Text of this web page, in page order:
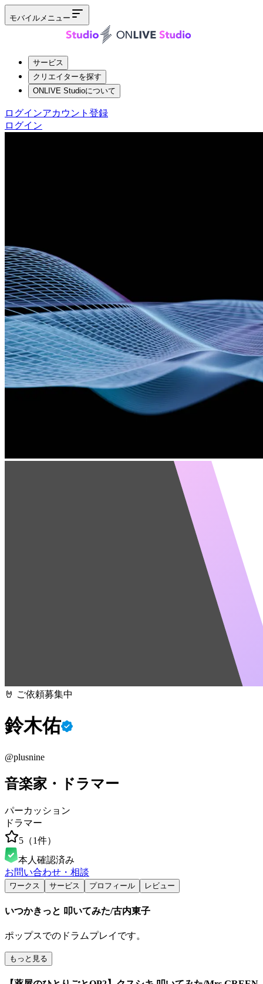
モバイルメニュー
サービス
クリエイターを探す
ONLIVE Studioについて
ログインアカウント登録
ログイン
🤘 ご依頼募集中
鈴木佑
@plusnine
音楽家・ドラマー
パーカッション
ドラマー
5 （1件）
本人確認済み
お問い合わせ・相談
ワークス サービス プロフィール レビュー
いつかきっと 叩いてみた/古内東子
ポップスでのドラムプレイです。
もっと見る